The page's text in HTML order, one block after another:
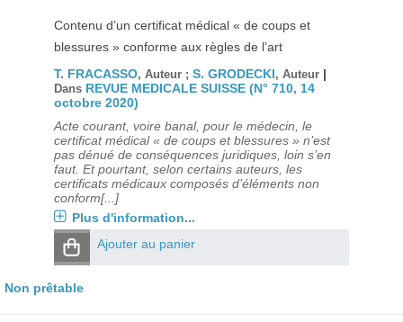
Contenu d’un certificat médical « de coups et
blessures » conforme aux règles de l’art
T. FRACASSO, Auteur ; S. GRODECKI, Auteur |
Dans REVUE MEDICALE SUISSE (N° 710, 14
octobre 2020)
Acte courant, voire banal, pour le médecin, le
certificat médical « de coups et blessures » n’est
pas dénué de conséquences juridiques, loin s’en
faut. Et pourtant, selon certains auteurs, les
certificats médicaux composés d’éléments non
conform[...]
Plus d'information...
Ajouter au panier
Non prêtable